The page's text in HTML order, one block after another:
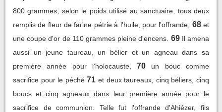
800 grammes, selon le poids utilisé au sanctuaire, tous deux
remplis de fleur de farine pétrie à l'huile, pour l'offrande, 68 et
une coupe d'or de 110 grammes pleine d'encens. 69 Il amena
aussi un jeune taureau, un bélier et un agneau dans sa
première année pour l'holocauste,
70
un bouc comme
sacrifice pour le péché 71 et deux taureaux, cinq béliers, cinq
boucs et cinq agneaux dans leur première année pour le
sacrifice de communion. Telle fut l'offrande d'Ahiézer, fils